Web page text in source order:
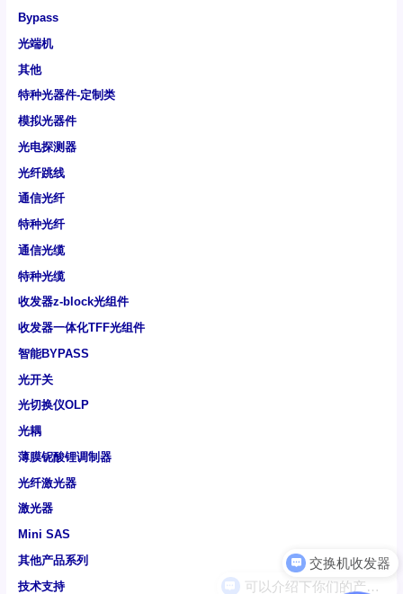
Bypass
光端机
其他
特种光器件-定制类
模拟光器件
光电探测器
光纤跳线
通信光纤
特种光纤
通信光缆
特种光缆
收发器z-block光组件
收发器一体化TFF光组件
智能BYPASS
光开关
光切换仪OLP
光耦
薄膜铌酸锂调制器
光纤激光器
激光器
Mini SAS
其他产品系列
技术支持
可以介绍下你们的产品么